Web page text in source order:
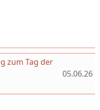
zum Tag der
05.06.26